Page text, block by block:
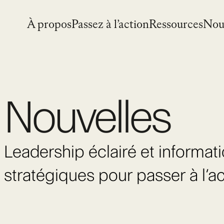
À proposPassez à l’actionRessources
Nouvelles
Leadership éclairé et
stratégiques pour passer à